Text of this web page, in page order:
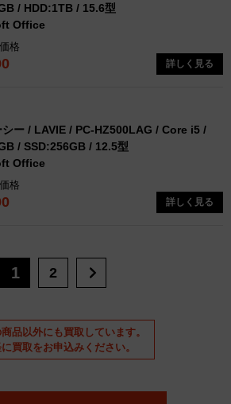
/ HDD:1TB / 15.6型
Office
格
詳しく見る
シー / LAVIE / PC-HZ500LAG / Core i5 /
/ SSD:256GB / 12.5型
Office
格
詳しく見る
1 2
品以外にも買取しています。
買取をお申込みください。